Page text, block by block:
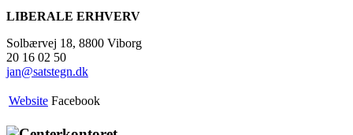
LIBERALE ERHVERV
Solbærvej 18, 8800 Viborg
20 16 02 50
jan@satstegn.dk
Website Facebook